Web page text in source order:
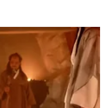
혜자)**과 고낙준(손석구) 둘이 같
녀에게 자유로운 삶을 선물하기
번 부부였대"라는 말과 함께, 24번
곧바로 이해숙의 다음 삶의 마지막
을 산 듯, 고급스러운 병실에서 가